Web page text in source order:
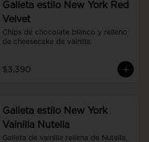
Galleta estilo New York Red
Velvet
Chips de chocolate blanco y relleno
de cheesecake de vainilla.
$3.390
Galleta estilo New York
Vainilla Nutella
Galleta de vainilla rellena de Nutella,